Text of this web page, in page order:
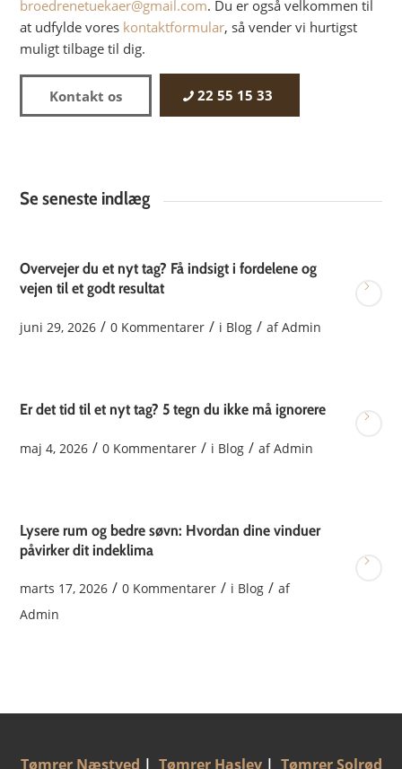
broedrenetuekaer@gmail.com. Du er også velkommen til
at udfylde vores kontaktformular, så vender vi hurtigst
muligt tilbage til dig.
Kontakt os 22 55 15 33
Se seneste indlæg
Overvejer du et nyt tag? Få indsigt i fordelene og
vejen til et godt resultat
juni 29, 2026 / 0 Kommentarer / i Blog / afAdmin
Er det tid til et nyt tag? 5 tegn du ikke må ignorere
maj 4, 2026 / 0 Kommentarer / i Blog / afAdmin
Lysere rum og bedre søvn: Hvordan dine vinduer
påvirker dit indeklima
marts 17, 2026 / 0 Kommentarer / i Blog / af
Admin
Tømrer Næstved | Tømrer Haslev| Tømrer Solrød